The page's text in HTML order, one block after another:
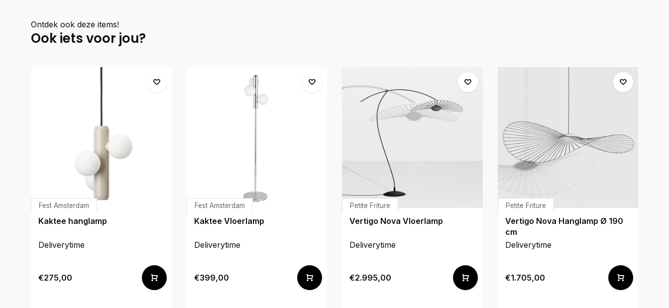
Ontdek ook deze items!
Ook iets voor jou?
Fest Amsterdam
Kaktee hanglamp
Deliverytime
€275,00
Fest Amsterdam
Kaktee Vloerlamp
Deliverytime
€399,00
Petite Friture
Vertigo Nova Vloerlamp
Deliverytime
€2.995,00
Petite Friture
Vertigo Nova Hanglamp Ø 190
cm
Deliverytime
€1.705,00